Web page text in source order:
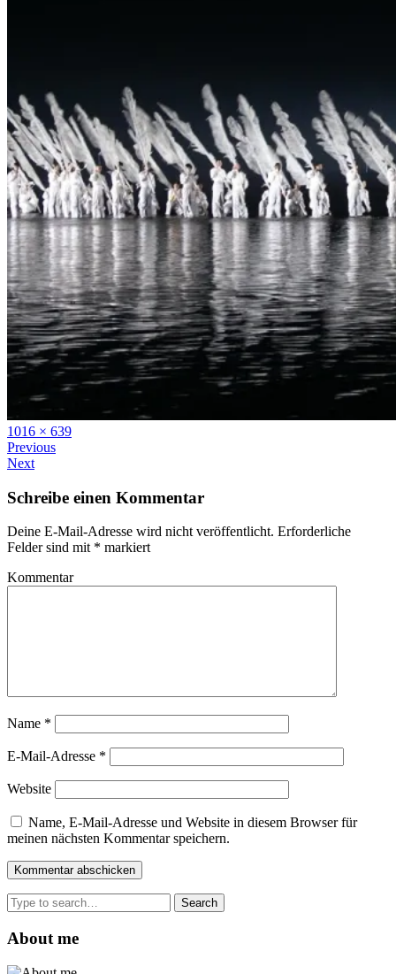
Full
size
1016 × 639
Previous
Next
Schreibe einen Kommentar
Deine E-Mail-Adresse wird nicht veröffentlicht. Erforderliche
Felder sind mit * markiert
Kommentar
Name *
E-Mail-Adresse *
Website
Name, E-Mail-Adresse und Website in diesem Browser für
meinen nächsten Kommentar speichern.
Search
for:
About me